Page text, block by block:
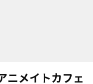
ニメイトカフェ